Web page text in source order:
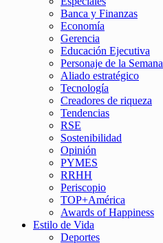
Banca y Finanzas
Economía
Gerencia
Educación Ejecutiva
Personaje de la Semana
Aliado estratégico
Tecnología
Creadores de riqueza
Tendencias
RSE
Sostenibilidad
Opinión
PYMES
RRHH
Periscopio
TOP+América
Awards of Happiness
Estilo de Vida
Deportes